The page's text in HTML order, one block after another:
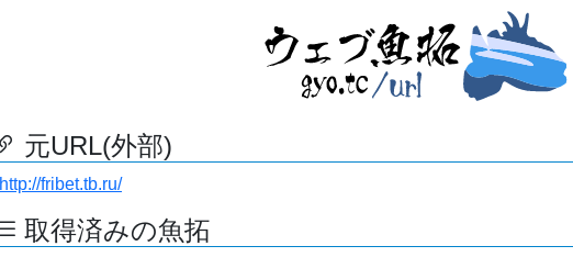
元URL(外部)
http://fribet.tb.ru/
取得済みの魚拓